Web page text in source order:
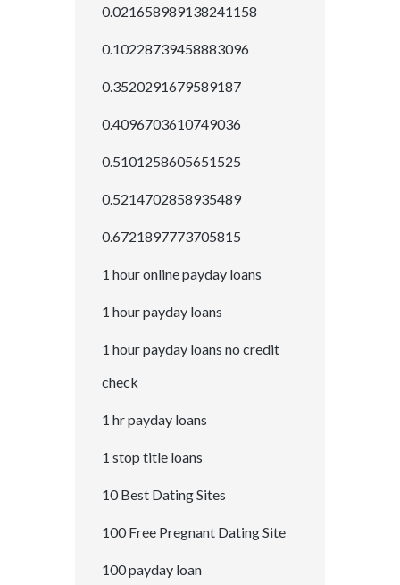
0.021658989138241158
0.10228739458883096
0.3520291679589187
0.4096703610749036
0.5101258605651525
0.5214702858935489
0.6721897773705815
1 hour online payday loans
1 hour payday loans
1 hour payday loans no credit
check
1 hr payday loans
1 stop title loans
10 Best Dating Sites
100 Free Pregnant Dating Site
100 payday loan